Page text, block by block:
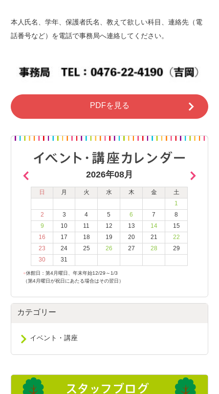
本人氏名、学年、保護者氏名、教えて欲しい科目、連絡先（電
話番号など）を電話で事務局へ連絡してください。
PDFを見る
2026年08月
日 月 火 水 木 金
土
1
2
3 4 5 6 7
8
9
10 11 12 13 14
15
16
17 18 19 20 21
22
23
24 25 26 27 28
29
30
31
●休館日：第4月曜日、年末年始12/29～1/3
（第4月曜日が祝日にあたる場合はその翌日）
カテゴリー
イベント・講座